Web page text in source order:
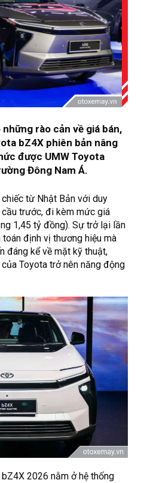
rào cản về giá bán,
bZ4X phiên bản nâng
được UMW Toyota
Đông Nam Á.
từ Nhật Bản với duy
trước, đi kèm mức giá
1,45 tỷ đồng). Sự trở lại lần
định vị thương hiệu mà
đáng kể về mặt kỹ thuật,
Toyota trở nên năng động
2026 nằm ở hệ thống